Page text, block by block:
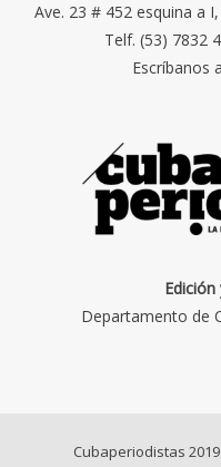
Ave. 23 # 452 esquina a
Telf. (53) 7832
Escríbanos a
Edición
Departamento de
Cubaperiodistas 2019